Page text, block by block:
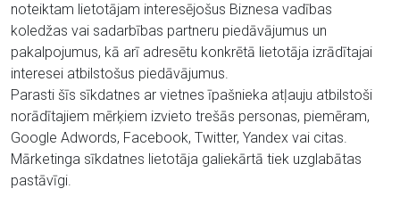
noteiktam lietotājam interesējošus Biznesa vadības
koledžas vai sadarbības partneru piedāvājumus un
pakalpojumus, kā arī adresētu konkrētā lietotāja izrādītajai
interesei atbilstošus piedāvājumus.
Parasti šīs sīkdatnes ar vietnes īpašnieka atļauju atbilstoši
norādītajiem mērķiem izvieto trešās personas, piemēram,
Google Adwords, Facebook, Twitter, Yandex vai citas.
Mārketinga sīkdatnes lietotāja galiekārtā tiek uzglabātas
pastāvīgi.